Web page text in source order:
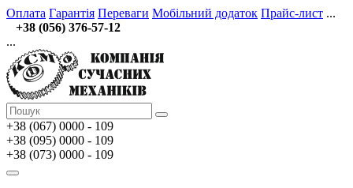
Оплата Гарантія Переваги Мобільний додаток Прайс-лист ...
+38 (056) 376-57-12
...
+38 (067) 0000 - 109
+38 (095) 0000 - 109
+38 (073) 0000 - 109